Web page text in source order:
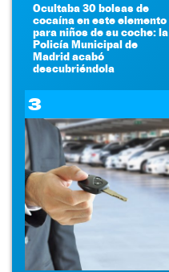
Ocultaba 30 bolsas de
cocaína en este elemento
para niños de su coche: la
Policía Municipal de
Madrid acabó
descubriéndola
3